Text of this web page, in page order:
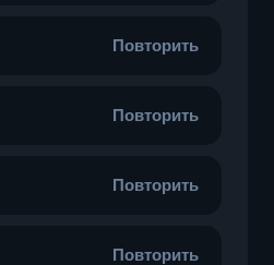
Повторить
Повторить
Повторить
Повторить